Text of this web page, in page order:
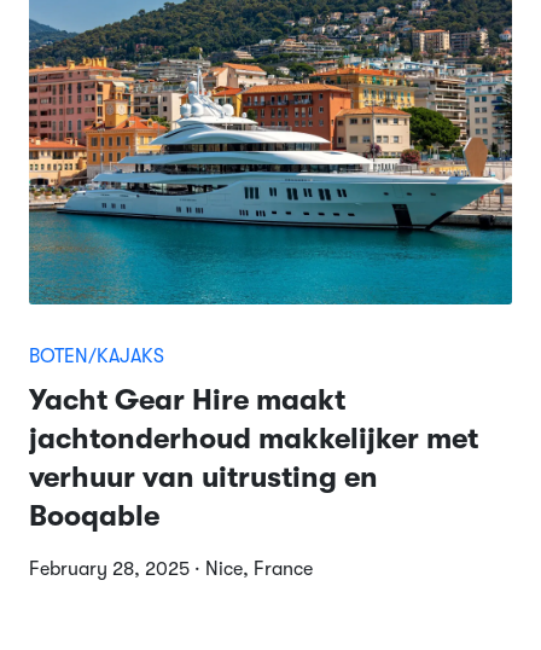
BOTEN/KAJAKS
Yacht Gear Hire maakt
jachtonderhoud makkelijker met
verhuur van uitrusting en
Booqable
February 28, 2025 · Nice, France